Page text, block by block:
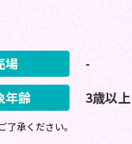
場
-
年齢
3歳以上
承ください。